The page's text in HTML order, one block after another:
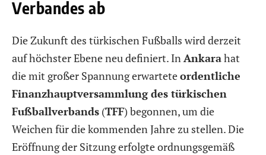
Verbandes ab
Die Zukunft des türkischen Fußballs wird derzeit
auf höchster Ebene neu definiert. InAnkarahat
die mit großer Spannung erwarteteordentliche
Finanzhauptversammlung des türkischen
Fußballverbands (TFF) begonnen, um die
Weichen für die kommenden Jahre zu stellen. Die
Eröffnung der Sitzung erfolgte ordnungsgemäß